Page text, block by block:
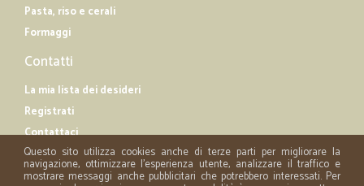
Pasta, riso e cerali
Formaggi
Contatti
La mia lista dei desideri
Registrati
Contattaci
Questo sito utilizza cookies anche di terze parti per migliorare la
navigazione, ottimizzare l'esperienza utente, analizzare il traffico e
mostrare messaggi anche pubblicitari che potrebbero interessati. Per